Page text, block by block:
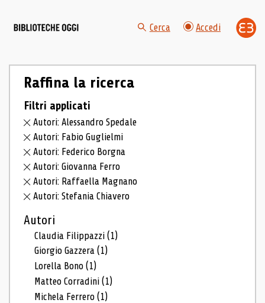
Cerca Accedi
Raffina la ricerca
Filtri applicati
Autori: Alessandro Spedale
Autori: Fabio Guglielmi
Autori: Federico Borgna
Autori: Giovanna Ferro
Autori: Raffaella Magnano
Autori: Stefania Chiavero
Autori
Claudia Filippazzi(1)
Giorgio Gazzera(1)
Lorella Bono(1)
Matteo Corradini(1)
Michela Ferrero(1)